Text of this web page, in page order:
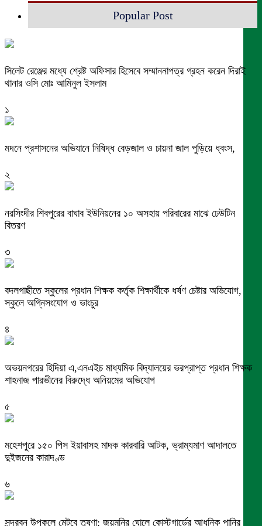
Popular Post
সিলেট রেঞ্জের মধ্যে শ্রেষ্ট অফিসার হিসেবে সম্মাননাপত্র গ্রহন করেন দিরাই
থানার ওসি মোঃ আমিনুল ইসলাম
১
মদনে প্রশাসনের অভিযানে নিষিদ্ধ বেড়জাল ও চায়না জাল পুড়িয়ে ধ্বংস,
২
নরসিংদীর শিবপুরের বাঘাব ইউনিয়নের ১০ অসহায় পরিবারের মাঝে ঢেউটিন
বিতরণ
৩
বদলগাছীতে স্কুলের প্রধান শিক্ষক কর্তৃক শিক্ষার্থীকে ধর্ষণ চেষ্টার অভিযোগ,
স্কুলে অগ্নিসংযোগ ও ভাংচুর
৪
অভয়নগরের হিদিয়া এ,এনএইচ মাধ্যমিক বিদ্যালয়ের ভরপ্রাপ্ত প্রধান শিক্ষক
শাহনাজ পারভীনের বিরুদ্ধে অনিয়মের অভিযোগ
৫
মহেশপুরে ১৫০ পিস ইয়াবাসহ মাদক কারবারি আটক, ভ্রাম্যমাণ আদালতে
দুইজনের কারাদণ্ড
৬
সুন্দরবন উপকূলে মেটবে তৃষ্ণা: জয়মনির ঘোলে কোস্টগার্ডের আধুনিক পানির